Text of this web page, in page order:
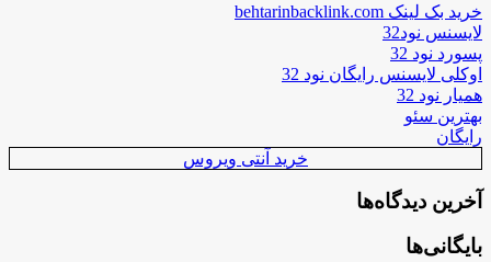
خرید بک لینک behtarinbacklink.com
لایسنس نود32
پسورد نود 32
اوکلی لایسنس رایگان نود 32
همیار نود 32
بهترین سئو
رایگان
خرید آنتی ویروس
آخرین دیدگاه‌ها
بایگانی‌ها